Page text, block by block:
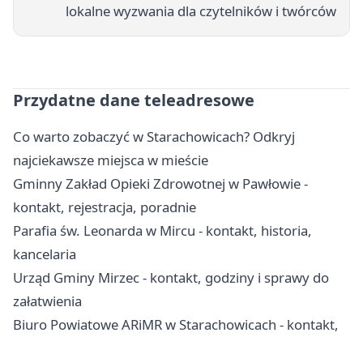
lokalne wyzwania dla czytelników i twórców
Przydatne dane teleadresowe
Co warto zobaczyć w Starachowicach? Odkryj
najciekawsze miejsca w mieście
Gminny Zakład Opieki Zdrowotnej w Pawłowie -
kontakt, rejestracja, poradnie
Parafia św. Leonarda w Mircu - kontakt, historia,
kancelaria
Urząd Gminy Mirzec - kontakt, godziny i sprawy do
załatwienia
Biuro Powiatowe ARiMR w Starachowicach - kontakt,